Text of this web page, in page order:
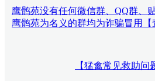
鹰鹘苑没有任何微信群、QQ群、
鹰鹘苑为名义的群均为诈骗冒用【
【猛禽常见救助问